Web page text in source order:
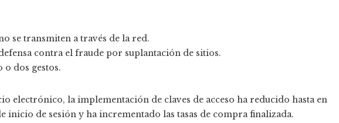
se transmiten a través de la red.
contra el fraude por suplantación de sitios.
o dos gestos.
electrónico, la implementación de claves de acceso ha reducido hasta en
inicio de sesión y ha incrementado las tasas de compra finalizada.